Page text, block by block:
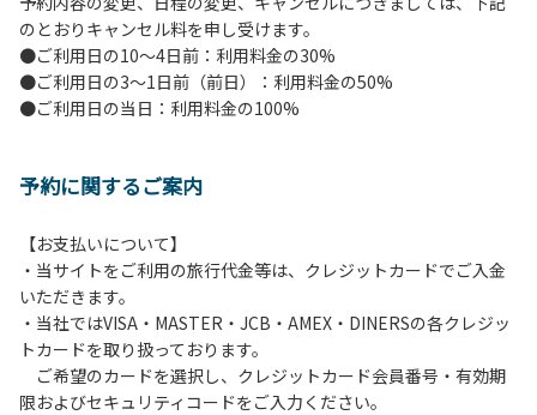
【ペンションでの取り組み】
・お食事は席数を減らしソーシャルディスタンスを確保して
のお食事。
・お食事は18時と19時の2回に分けて行います。（ご希望の
・玄関、食堂に手指の消毒スプレーを設置。
・定期的な施設の消毒。
・スタッフの体調管理、健康チェックの徹底。
・使い捨てスリッパをご用意しております。
・施設内の換気。
※食事中は窓を開けて換気をさせていただく場合がございま
す。また、山の上なので朝晩は冷えます。服装は１枚多めに
ご用意ください。
のとおりキャンセル料を申し受けます。
●ご利用日の10～4日前：利用料金の30%
●ご利用日の3～1日前（前日）：利用料金の50%
●ご利用日の当日：利用料金の100%
予約に関するご案内
【お支払いについて】
・当サイトをご利用の旅行代金等は、クレジットカードでご入金
いただきます。
・当社ではVISA・MASTER・JCB・AMEX・DINERSの各クレジッ
トカードを取り扱っております。
ご希望のカードを選択し、クレジットカード会員番号・有効期
限およびセキュリティコードをご入力ください。